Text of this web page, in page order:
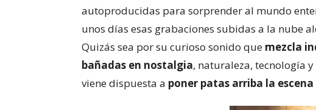
autoproducidas para sorprender al mundo
unos días esas grabaciones subidas a la nube
Quizás sea por su curioso sonido que mezcla
bañadas en nostalgia, naturaleza, tecnología
viene dispuesta a poner patas arriba la